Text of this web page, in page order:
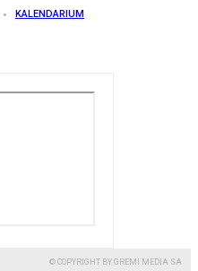
KALENDARIUM
© COPYRIGHT BY GREMI MEDIA SA